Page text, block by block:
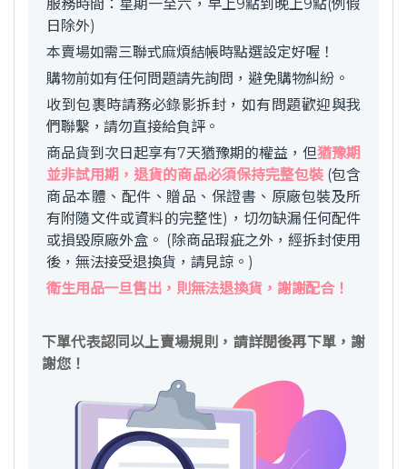
服務時間：星期一至六，早上9點到晚上9點(例假
日除外)
本賣場如需三聯式麻煩結帳時點選設定好喔！
購物前如有任何問題請先詢問，避免購物糾紛。
收到包裹時請務必錄影拆封，如有問題歡迎與我
們聯繫，請勿直接給負評。
商品貨到次日起享有7天猶豫期的權益，但猶豫期
並非試用期，退貨的商品必須保持完整包裝(包含
商品本體、配件、贈品、保證書、原廠包裝及所
有附隨文件或資料的完整性)，切勿缺漏任何配件
或損毀原廠外盒。 (除商品瑕疵之外，經拆封使用
後，無法接受退換貨，請見諒。)
衛生用品一旦售出，則無法退換貨，謝謝配合！
下單代表認同以上賣場規則，請詳閱後再下單，謝
謝您！